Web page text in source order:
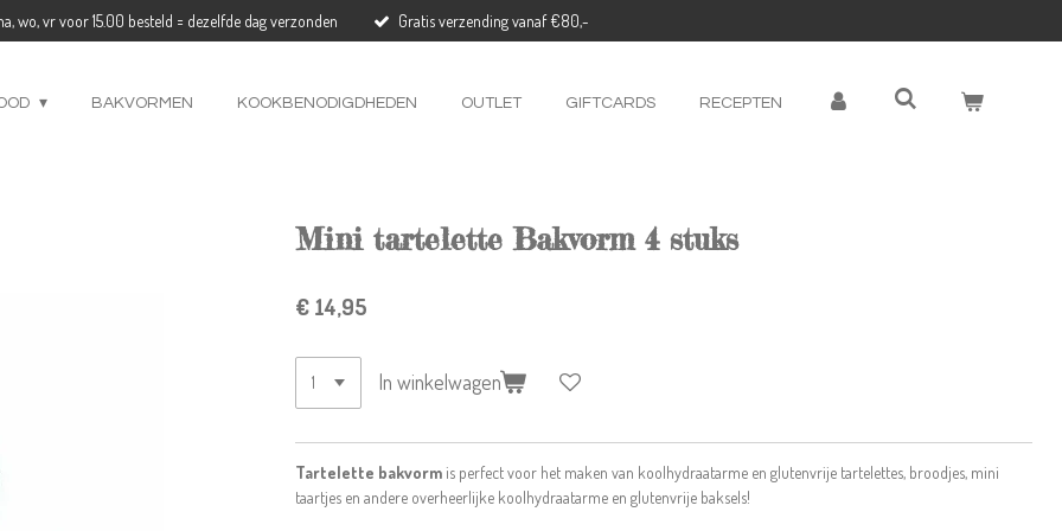
wo, vr voor 15.00 besteld = dezelfde dag verzonden Gratis verzending vanaf €80,-
BAKVORMEN KOOKBENODIGDHEDEN OUTLET GIFTCARDS RECEPTEN
Mini tartelette Bakvorm 4 stuks
€ 14,95
In winkelwagen
Tartelette bakvorm is perfect voor het maken van koolhydraatarme en glutenvrije tartelettes, broodjes, mini
taartjes en andere overheerlijke koolhydraatarme en glutenvrije baksels!